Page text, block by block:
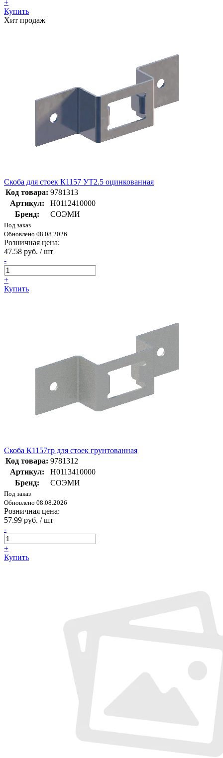
+
Купить
Хит продаж
Скоба для стоек К1157 УТ2.5 оцинкованная
Код товара: 9781313
Артикул:
Н0112410000
Бренд:
СОЭМИ
Под заказ
Обновлено 08.08.2026
Розничная цена:
47.58 руб. / шт
-
+
Купить
Скоба К1157гр для стоек грунтованная
Код товара: 9781312
Артикул:
Н0113410000
Бренд:
СОЭМИ
Под заказ
Обновлено 08.08.2026
Розничная цена:
57.99 руб. / шт
-
+
Купить